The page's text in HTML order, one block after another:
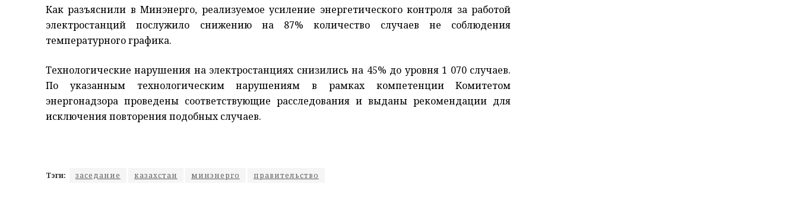
Как разъяснили в Минэнерго, реализуемое усиление энергетического контроля за работой
электростанций послужило снижению на 87% количество случаев не соблюдения
температурного графика.
Технологические нарушения на электростанциях снизились на 45% до уровня 1 070 случаев.
По указанным технологическим нарушениям в рамках компетенции Комитетом
энергонадзора проведены соответствующие расследования и выданы рекомендации для
исключения повторения подобных случаев.
Тэги: заседание казахстан минэнерго правительство